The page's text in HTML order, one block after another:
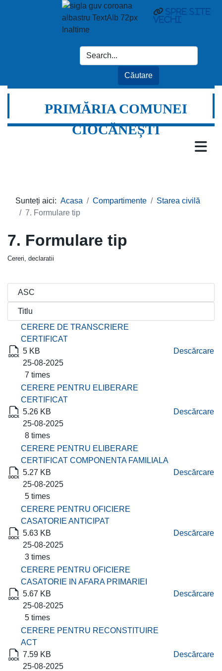
Spre site
vechi
PRIMĂRIA COMUNEI
CIOCĂNEȘTI
Sunteți aici: Acasa Compartimente
Starea civilă
7. Formulare tip
7. Formulare tip
Cereri, declaratii
Titlu
Descărcare
CERERE DE TRANSCRIERE
CERTIFICAT
5 KB
25-08-2025
7 times
Descărcare
CERERE PENTRU ELIBERARE
CERTIFICAT
5.26 KB
25-08-2025
8 times
Descărcare
CERERE PENTRU ELIBERARE
CERTIFICAT COMPONENTA FAMILIALA
5.27 KB
25-08-2025
5 times
Descărcare
CERERE PENTRU OFICIERE
CASATORIE ANTICIPAT
5.63 KB
25-08-2025
3 times
Descărcare
CERERE PENTRU OFICIERE
CASATORIE IN AFARA PRIMARIEI
5.67 KB
25-08-2025
5 times
Descărcare
CERERE PENTRU RECONSTITUIRE
ACT
7.59 KB
25-08-2025
Descărcare